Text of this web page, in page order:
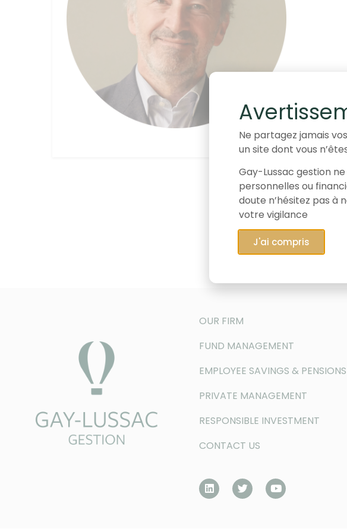
OUR FIRM
FUND MANAGEMENT
EMPLOYEE SAVINGS & PENSIONS
PRIVATE MANAGEMENT
RESPONSIBLE INVESTMENT
CONTACT US
Ne partagez jamais
un site dont vous
Gay-Lussac gestion
personnelles ou
doute n’hésitez pas à
votre vigilance
J'ai compris